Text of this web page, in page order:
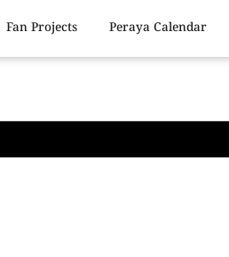
Fan Projects Peraya Calendar